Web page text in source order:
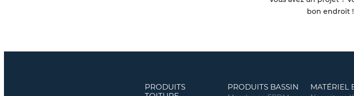
bon endroit !
PRODUITS
PRODUITS BASSIN MATÉRIEL